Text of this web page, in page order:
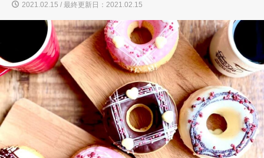
2021.02.15 / 最終更新日：2021.02.15